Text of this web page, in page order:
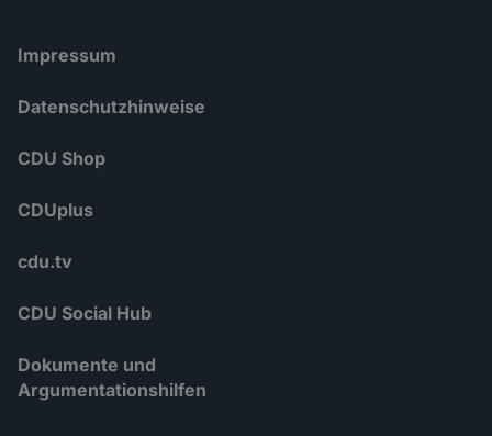
Impressum
Datenschutzhinweise
CDU Shop
CDUplus
cdu.tv
CDU Social Hub
Dokumente und
Argumentationshilfen